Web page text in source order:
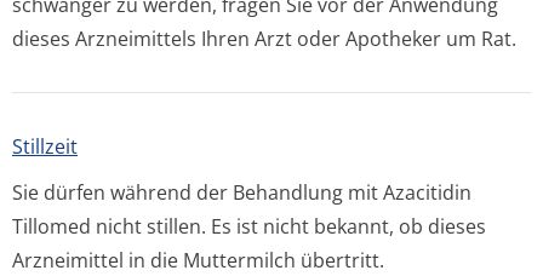
dieses Arzneimittels Ihren Arzt oder Apotheker um Rat.
Stillzeit
Sie dürfen während der Behandlung mit Azacitidin
Tillomed nicht stillen. Es ist nicht bekannt, ob dieses
Arzneimittel in die Muttermilch übertritt.